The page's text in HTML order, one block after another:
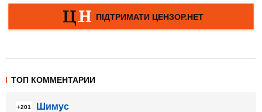
ТОП КОММЕНТАРИИ
+201
Шимус